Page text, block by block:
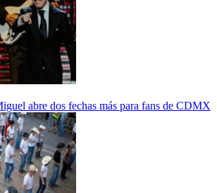
abre dos fechas más para fans de CDMX